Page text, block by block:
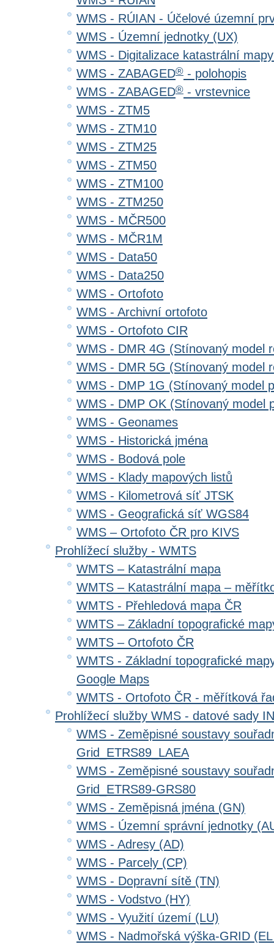
WMS - RÚIAN - Účelové územní
WMS - Územní jednotky (UX)
WMS - Digitalizace katastrální
WMS - ZABAGED® - polohopis
WMS - ZABAGED® - vrstevnice
WMS - ZTM5
WMS - ZTM10
WMS - ZTM25
WMS - ZTM50
WMS - ZTM100
WMS - ZTM250
WMS - MČR500
WMS - MČR1M
WMS - Data50
WMS - Data250
WMS - Ortofoto
WMS - Archivní ortofoto
WMS - Ortofoto CIR
WMS - DMR 4G (Stínovaný model
WMS - DMR 5G (Stínovaný model
WMS - DMP 1G (Stínovaný model
WMS - DMP OK (Stínovaný model
WMS - Geonames
WMS - Historická jména
WMS - Bodová pole
WMS - Klady mapových listů
WMS - Kilometrová síť JTSK
WMS - Geografická síť WGS84
WMS – Ortofoto ČR pro KIVS
Prohlížecí služby - WMTS
WMTS – Katastrální mapa
WMTS – Katastrální mapa –
WMTS - Přehledová mapa ČR
WMTS – Základní topografické
WMTS – Ortofoto ČR
WMTS - Základní topografické
Google Maps
WMTS - Ortofoto ČR - měřítková
Prohlížecí služby WMS - datové sady
WMS - Zeměpisné soustavy
Grid_ETRS89_LAEA
WMS - Zeměpisné soustavy
Grid_ETRS89-GRS80
WMS - Zeměpisná jména (GN)
WMS - Územní správní jednotky
WMS - Adresy (AD)
WMS - Parcely (CP)
WMS - Dopravní sítě (TN)
WMS - Vodstvo (HY)
WMS - Využití území (LU)
WMS - Nadmořská výška-GRID